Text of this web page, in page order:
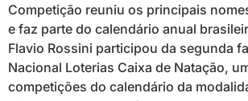
Competição reuniu os principais
e faz parte do calendário anual
Flavio Rossini participou da segunda
Nacional Loterias Caixa de Natação,
competições do calendário da